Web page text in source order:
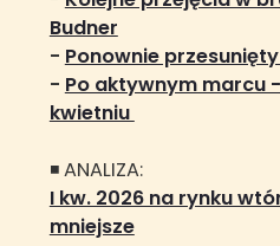
Budner
- Ponownie
- Po aktywnym marcu
kwietniu
◾ ANALIZA:
I kw. 2026 na rynku
mniejsze